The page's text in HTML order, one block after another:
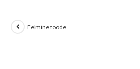
Eelmine toode